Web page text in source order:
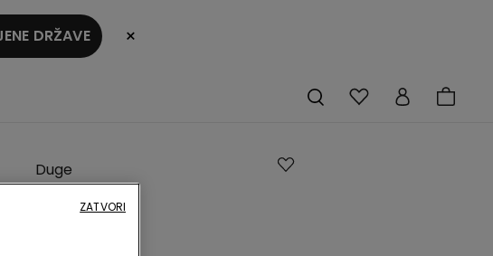
DRŽAVE ×
Duge
Pamučnog
ZATVORI